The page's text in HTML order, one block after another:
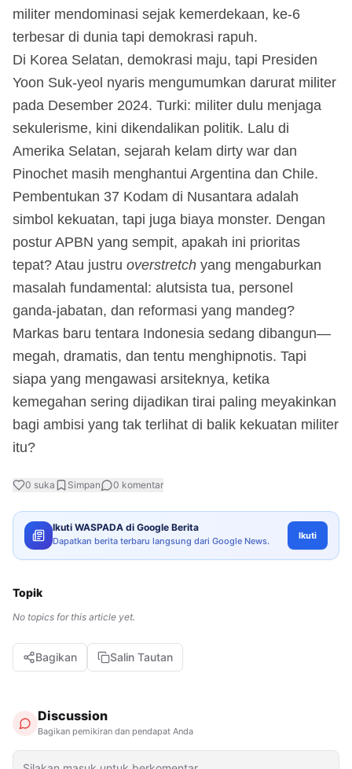
militer mendominasi sejak kemerdekaan, ke-6
terbesar di dunia tapi demokrasi rapuh.
Di Korea Selatan, demokrasi maju, tapi Presiden
Yoon Suk-yeol nyaris mengumumkan darurat militer
pada Desember 2024. Turki: militer dulu menjaga
sekulerisme, kini dikendalikan politik. Lalu di
Amerika Selatan, sejarah kelam dirty war dan
Pinochet masih menghantui Argentina dan Chile.
Pembentukan 37 Kodam di Nusantara adalah
simbol kekuatan, tapi juga biaya monster. Dengan
postur APBN yang sempit, apakah ini prioritas
tepat? Atau justru overstretch yang mengaburkan
masalah fundamental: alutsista tua, personel
ganda-jabatan, dan reformasi yang mandeg?
Markas baru tentara Indonesia sedang dibangun—
megah, dramatis, dan tentu menghipnotis. Tapi
siapa yang mengawasi arsiteknya, ketika
kemegahan sering dijadikan tirai paling meyakinkan
bagi ambisi yang tak terlihat di balik kekuatan militer
itu?
0 suka Simpan 0 komentar
Ikuti WASPADA di Google Berita
Dapatkan berita terbaru langsung dari Google News. Ikuti
Topik
No topics for this article yet.
Bagikan Salin Tautan
Discussion
Bagikan pemikiran dan pendapat Anda